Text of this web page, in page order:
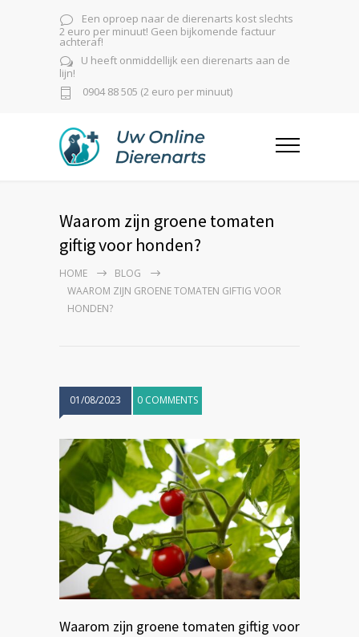
Een oproep naar de dierenarts kost slechts
2 euro per minuut! Geen bijkomende factuur
achteraf!
U heeft onmiddellijk een dierenarts aan de
lijn!
0904 88 505 (2 euro per minuut)
Waarom zijn groene tomaten
giftig voor honden?
HOME
BLOG
WAAROM ZIJN GROENE TOMATEN GIFTIG VOOR
HONDEN?
01/08/2023 0 COMMENTS
Waarom zijn groene tomaten giftig voor